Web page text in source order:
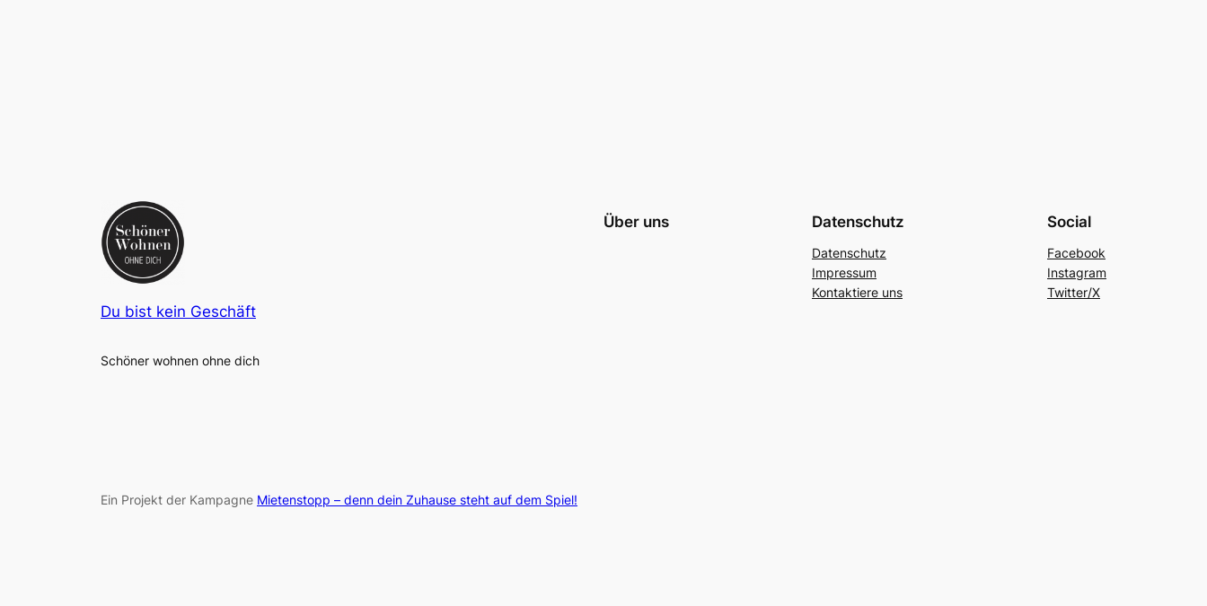
Du bist kein Geschäft
Schöner wohnen ohne dich
Über uns Datenschutz
Datenschutz
Impressum
Kontaktiere uns
Social
Facebook
Instagram
Twitter/X
Ein Projekt der Kampagne Mietenstopp – denn dein Zuhause steht auf dem Spiel!